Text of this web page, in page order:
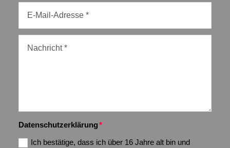
Datenschutzerklärung
Ich bestätige, dass ich über 16 Jahre alt bin und